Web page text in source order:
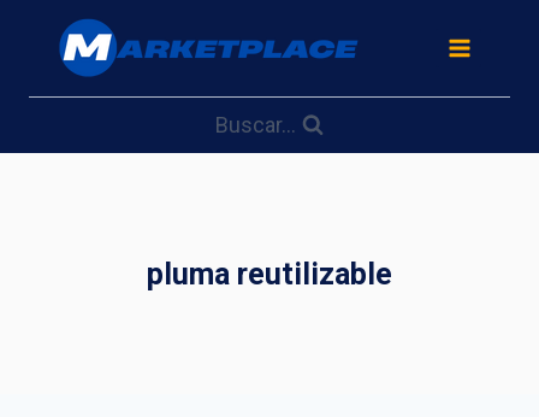
contenido
Buscar...
pluma reutilizable